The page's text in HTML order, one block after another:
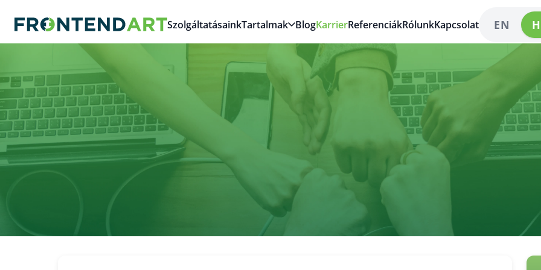
SzolgáltatásainkTartalmak BlogKarrierReferenciákRólunkKapcsolat EN